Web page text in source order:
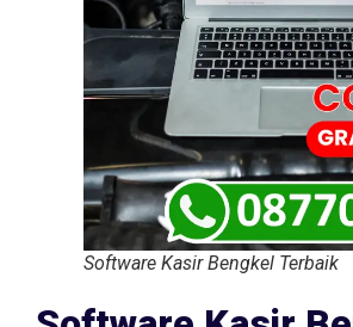
Software Kasir Bengkel Terbaik